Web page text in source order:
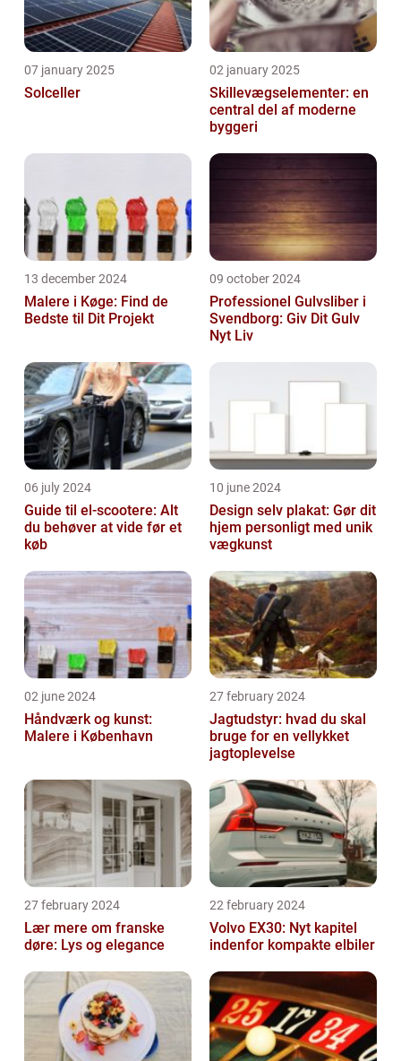
07 january 2025
Solceller
02 january 2025
Skillevægselementer: en
central del af moderne
byggeri
13 december 2024
Malere i Køge: Find de
Bedste til Dit Projekt
09 october 2024
Professionel Gulvsliber i
Svendborg: Giv Dit Gulv
Nyt Liv
06 july 2024
Guide til el-scootere: Alt
du behøver at vide før et
køb
10 june 2024
Design selv plakat: Gør dit
hjem personligt med unik
vægkunst
02 june 2024
Håndværk og kunst:
Malere i København
27 february 2024
Jagtudstyr: hvad du skal
bruge for en vellykket
jagtoplevelse
27 february 2024
Lær mere om franske
døre: Lys og elegance
22 february 2024
Volvo EX30: Nyt kapitel
indenfor kompakte elbiler